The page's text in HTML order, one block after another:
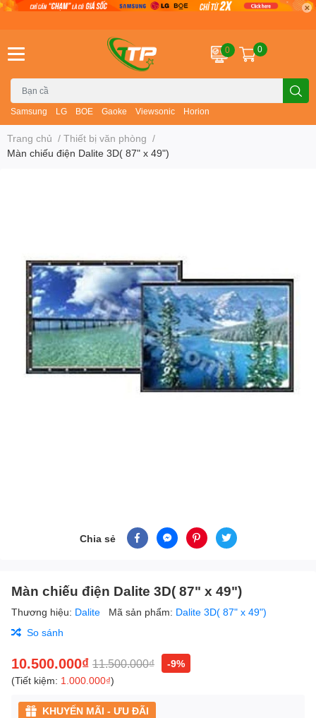
Samsung LG BOE Gaoke Viewsonic Horion
0 0
Trang chủ / Thiết bị văn phòng /
Màn chiếu điện Dalite 3D( 87" x 49")
Chia sẻ
Màn chiếu điện Dalite 3D( 87" x 49")
Thương hiệu: Dalite Mã sản phẩm: Dalite 3D( 87" x 49")
So sánh
10.500.000₫ 11.500.000₫
-9%
(Tiết kiệm: 1.000.000₫)
KHUYẾN MÃI - ƯU ĐÃI